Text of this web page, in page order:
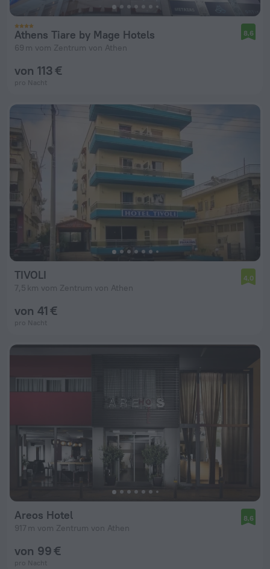
Athens Tiare by Mage Hotels
69 m vom Zentrum von Athen
8,6
von 113 €
pro Nacht
TIVOLI
7,5 km vom Zentrum von Athen
4,0
von 41 €
pro Nacht
Areos Hotel
917 m vom Zentrum von Athen
8,6
von 99 €
pro Nacht